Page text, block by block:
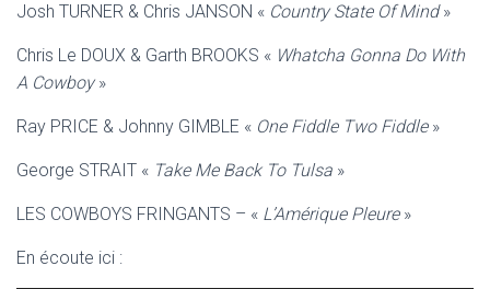
Josh TURNER & Chris JANSON « Country State Of Mind»
Chris Le DOUX & Garth BROOKS « Whatcha Gonna Do With
A Cowboy»
Ray PRICE & Johnny GIMBLE « One Fiddle Two Fiddle»
George STRAIT « Take Me Back To Tulsa »
LES COWBOYS FRINGANTS – « L’Amérique Pleure »
En écoute ici :